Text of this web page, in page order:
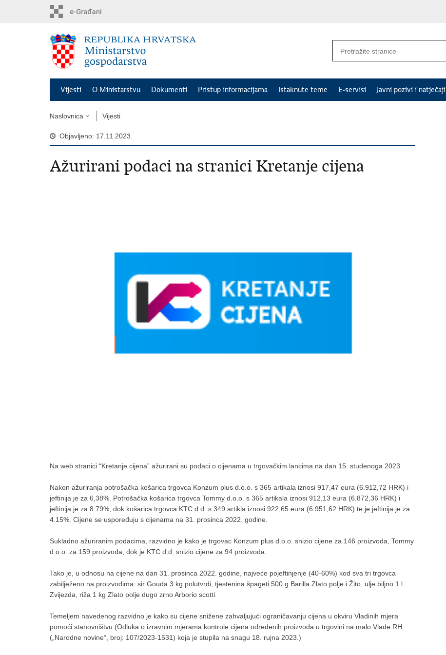
Vijesti O Ministarstvu Dokumenti Pristup informacijama Istaknute teme E-servisi Javni pozivi i natječaji
Naslovnica Vijesti
Objavljeno: 17.11.2023.
Ažurirani podaci na stranici Kretanje cijena
Na web stranici “Kretanje cijena” ažurirani su podaci o cijenama u trgovačkim lancima na dan 15. studenoga 2023.
Nakon ažuriranja potrošačka košarica trgovca Konzum plus d.o.o. s 365 artikala iznosi 917,47 eura (6.912,72 HRK) i
jeftinija je za 6,38%. Potrošačka košarica trgovca Tommy d.o.o. s 365 artikala iznosi 912,13 eura (6.872,36 HRK) i
jeftinija je za 8.79%, dok košarica trgovca KTC d.d. s 349 artikla iznosi 922,65 eura (6.951,62 HRK) te je jeftinija je za
4.15%. Cijene se uspoređuju s cijenama na 31. prosinca 2022. godine.
Sukladno ažuriranim podacima, razvidno je kako je trgovac Konzum plus d.o.o. snizio cijene za 146 proizvoda, Tommy
d.o.o. za 159 proizvoda, dok je KTC d.d. snizio cijene za 94 proizvoda.
Tako je, u odnosu na cijene na dan 31. prosinca 2022. godine, najveće pojeftinjenje (40-60%) kod sva tri trgovca
zabilježeno na proizvodima: sir Gouda 3 kg polutvrdi, tjestenina špageti 500 g Barilla Zlato polje i Žito, ulje biljno 1 l
Zvijezda, riža 1 kg Zlato polje dugo zrno Arborio scotti.
Temeljem navedenog razvidno je kako su cijene snižene zahvaljujući ograničavanju cijena u okviru Vladinih mjera
pomoći stanovništvu (Odluka o izravnim mjerama kontrole cijena određenih proizvoda u trgovini na malo Vlade RH
(„Narodne novine“, broj: 107/2023-1531) koja je stupila na snagu 18. rujna 2023.)